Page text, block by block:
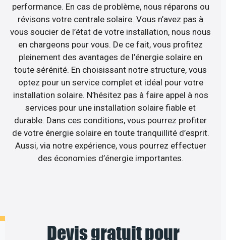
performance. En cas de problème, nous réparons ou
révisons votre centrale solaire. Vous n’avez pas à
vous soucier de l’état de votre installation, nous nous
en chargeons pour vous. De ce fait, vous profitez
pleinement des avantages de l’énergie solaire en
toute sérénité. En choisissant notre structure, vous
optez pour un service complet et idéal pour votre
installation solaire. N’hésitez pas à faire appel à nos
services pour une installation solaire fiable et
durable. Dans ces conditions, vous pourrez profiter
de votre énergie solaire en toute tranquillité d’esprit.
Aussi, via notre expérience, vous pourrez effectuer
des économies d’énergie importantes.
Devis gratuit pour